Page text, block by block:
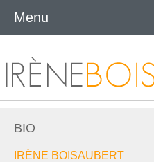
BIO
IRÈNE BOISAUBERT
Menu